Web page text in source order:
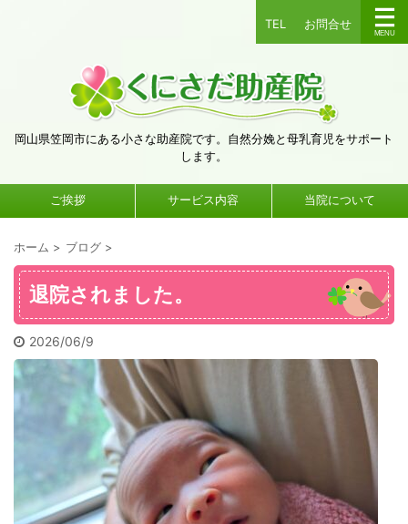
TEL お問合せ
岡山県笠岡市にある小さな助産院です。自然分娩と母乳育児をサポート
します。
ご挨拶 サービス内容 当院について
ホーム > ブログ >
退院されました。
2026/06/9